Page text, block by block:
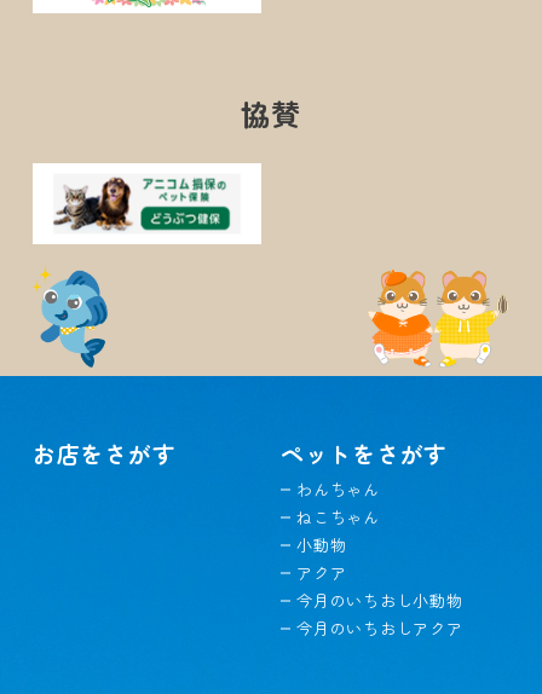
協賛
お店をさがす ペットをさがす
わんちゃん
ねこちゃん
小動物
アクア
今月のいちおし小動物
今月のいちおしアクア